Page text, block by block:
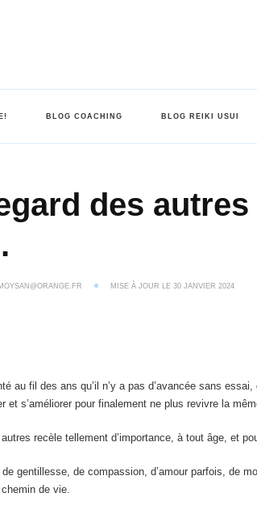
BLOG COACHING BLOG REIKI USUI
des
MISE À JOUR LE 30 JANVIER 2024
au fil des ans qu’il n’y a pas d’avancée sans
et s’améliorer pour finalement ne plus revivre la
recèle tellement d’importance, à tout âge, et
de gentillesse, de compassion, d’amour parfois, de
de vie.